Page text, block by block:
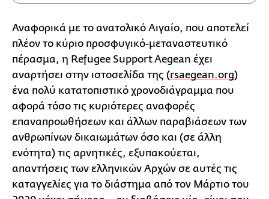
Αναφορικά με το ανατολικό Αιγαίο, που αποτελεί
πλέον το κύριο προσφυγικό-μεταναστευτικό
πέρασμα, η Refugee Support Aegean έχει
αναρτήσει στην ιστοσελίδα της (rsaegean.org)
ένα πολύ κατατοπιστικό χρονοδιάγραμμα που
αφορά τόσο τις κυριότερες αναφορές
επαναπροωθήσεων και άλλων παραβιάσεων των
ανθρωπίνων δικαιωμάτων όσο και (σε άλλη
ενότητα) τις αρνητικές, εξυπακούεται,
απαντήσεις των ελληνικών Αρχών σε αυτές τις
καταγγελίες για το διάστημα από τον Μάρτιο του